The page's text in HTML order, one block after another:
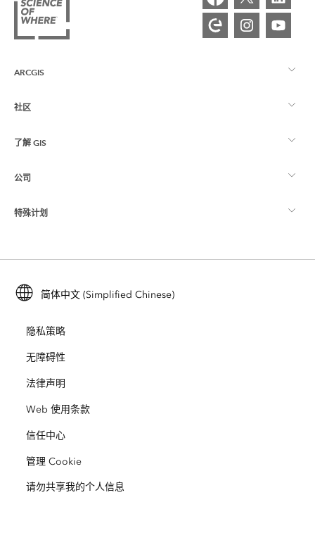
ARCGIS
ArcGIS 概览
制图
Esri Store
社区
Esri 社区
ArcGIS 博客
Esri 年轻专家关系网
了解 GIS
什么是 GIS？
位置智能
培训
ArcUser
ArcNews
ArcWatch
Esri 视频
公司
关于 Esri
招贤纳士
开放视野
业务行为准则
网站地图
特殊计划
ArcGIS for Student Use
保护
教育
种族平等
简体中文 (Simplified Chinese)
隐私策略
无障碍性
法律声明
Web 使用条款
信任中心
管理 Cookie
请勿共享我的个人信息